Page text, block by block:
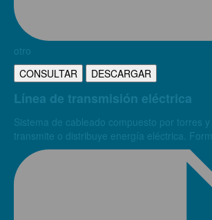
otro
CONSULTAR
DESCARGAR
Línea de transmisión eléctrica
Sistema de cableado compuesto por torres
transmite o distribuye energía eléctrica.